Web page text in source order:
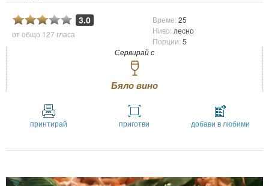
3.0
от общо 127 гласа
Време:25
Ниво: лесно
Порции:5
Сервирай с
Бяло вино
принтирай приготви добави в любими